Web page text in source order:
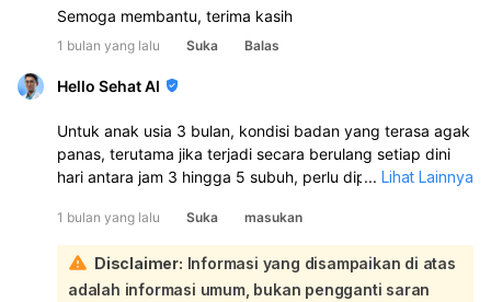
Semoga membantu, terima kasih
1 bulan yang lalu Suka Balas
Hello Sehat AI
Untuk anak usia 3 bulan, kondisi badan yang terasa agak
panas, terutama jika terjadi secara berulang setiap dini
hari antara jam 3 hingga 5 subuh, perlu diperhatikan
36.5 hingga 37.5 derajat Celsius. Demam didefinisikan
sebagai suhu tubuh di atas 38 derajat Celsius:
Meskipun demam seringkali memburuk di malam hari
karena peningkatan suhu tubuh alami dan beberapa
... Lihat Lainnya
1 bulan yang lalu Suka masukan
Disclaimer: Informasi yang disampaikan di atas
adalah informasi umum, bukan pengganti saran